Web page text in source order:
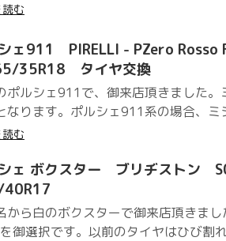
む
ェ911 PIRELLI - PZero
35R18 タイヤ交換
ポルシェ911で、御来店頂きました
なります。ポルシェ911系の場合、
む
ェ ボクスター ブリヂストン
から白のボクスターで御来店頂きま
御選択です。以前のタイヤはひび割